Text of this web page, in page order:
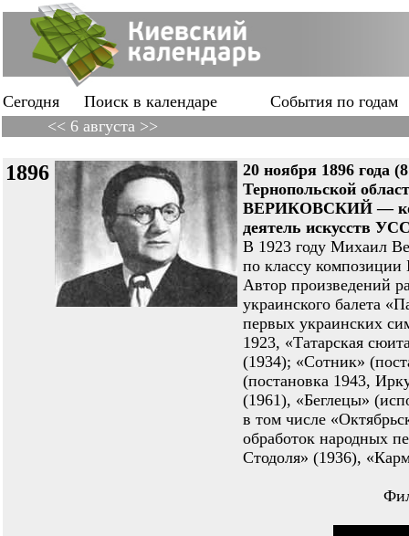
Сегодня Поиск в календаре
События по годам
<< 6 августа >>
1896
20 ноября 1896 года
Тернопольской
ВЕРИКОВСКИЙ —
деятель искусств
В 1923 году Михаил
по классу
Автор произведений
украинского балета
первых украинских
1923, «Татарская
(1934); «Сотник»
(постановка 1943,
(1961), «Беглецы»
в том числе
обработок народных
Стодоля» (1936),